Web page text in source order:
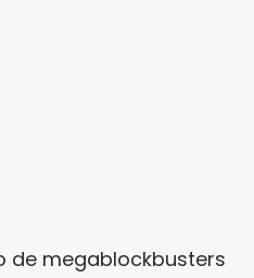
de megablockbusters